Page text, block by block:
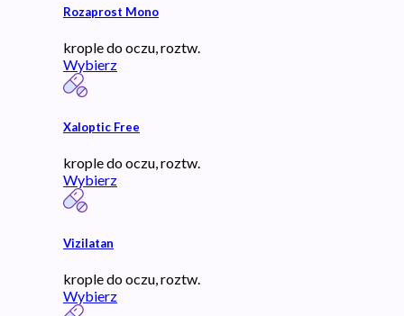
Rozaprost Mono
krople do oczu, roztw.
Wybierz
Xaloptic Free
krople do oczu, roztw.
Wybierz
Vizilatan
krople do oczu, roztw.
Wybierz